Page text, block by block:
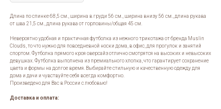
Длина по спинке 68,5 см., ширина в груди 56 см., ширина внизу 56 см., длина рукава
от шва 21,5 см., длина рукава от горловины/общая 45 см.
Невероятно удобная и практичная футболка из нежного трикотажа от бренда Muslin
Clouds, то что нужно для повседневной носки дома, в офис, для прогулок и занятий
спортом. Футболка прямого кроя оверсайз отлично смотрятся на высоких и невысоких
девушках. Футболка выполнена из премиального хлопка, что гарантирует сохранение
цвета и формы на долгое время. Выбирайте стильную и качественную одежду для
дома и дачи и чувствуйте себя всегда комфортно.
Произведено для Вас в России с любовью!
Доставка и оплата: